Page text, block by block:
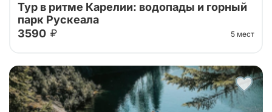
Автобусный тур в горный парк Рускеала из Санкт-
Петербурга, переезд на большом
комфортабельном автобусе прямиком до парка!
Тур в ритме Карелии: водопады и горный
парк Рускеала
3590
5 мест